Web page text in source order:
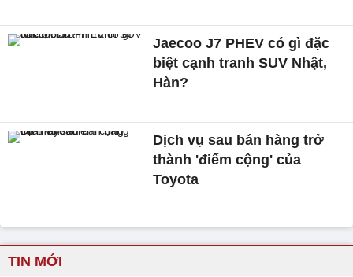
Jaecoo J7 PHEV có gì đặc
biệt cạnh tranh SUV Nhật,
Hàn?
Dịch vụ sau bán hàng trở
thành 'điểm cộng' của
Toyota
TIN MỚI